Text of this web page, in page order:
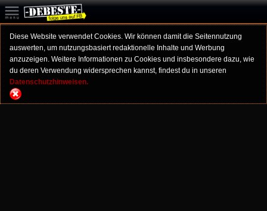
Diese Website verwendet Cookies. Wir können damit die Seitennutzung
auswerten, um nutzungsbasiert redaktionelle Inhalte und Werbung
anzuzeigen. Weitere Informationen zu Cookies und insbesondere dazu, wie
du deren Verwendung widersprechen kannst, findest du in unseren
Datenschutzhinweisen.